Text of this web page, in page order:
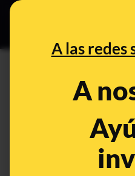
A las redes
A
Bulos de
Mar 29, 2018,